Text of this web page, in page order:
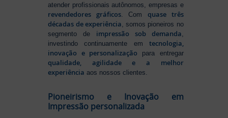
atender profissionais autônomos, empresas e
revendedores gráficos. Comquase três
décadas de experiência , somos pioneiros no
segmento de impressão sob demanda
investindo continuamente em tecnologia,
inovação e personalização para entregar
qualidade, agilidade e a melhor
experiência aos nossos clientes.
Pioneirismo e Inovação em
Impressão personalizada